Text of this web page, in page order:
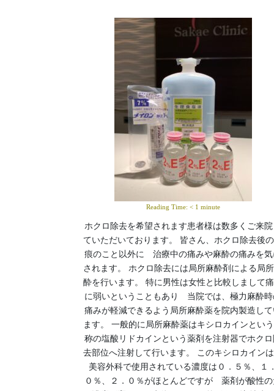
Reading Time: < 1 minute
ホクロ除去を希望されます患者様は数多くご来
ていただいております。 皆さん、ホクロ除去後
痕のこと以外に 治療中の痛みや麻酔の痛みを気
されます。 ホクロ除去には局所麻酔剤による局
酔を行います。 特に男性は女性と比較しまして
に弱いということもあり 当院では、極力麻酔時
痛みが軽減できるよう局所麻酔薬を院内製造し
ます。 一般的に局所麻酔薬はキシロカインとい
称の塩酸リドカインという薬剤を注射器でホク
去部位へ注射して行います。 このキシロカイン
美容外科で使用されている濃度は０．５％、１
０％、２．０％がほとんどですが 薬剤が酸性